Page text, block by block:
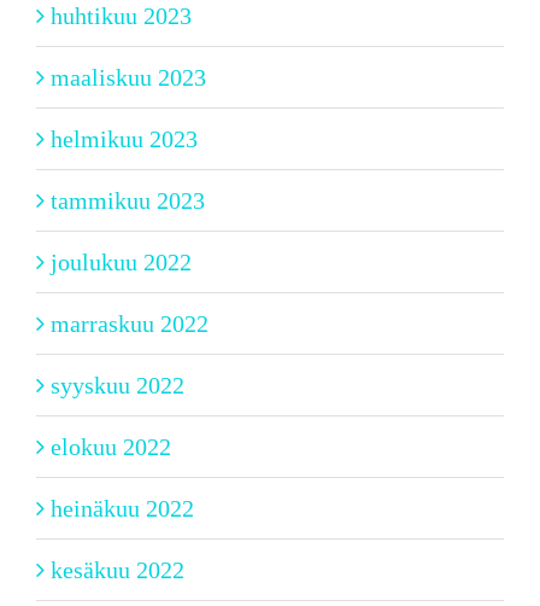
huhtikuu 2023
maaliskuu 2023
helmikuu 2023
tammikuu 2023
joulukuu 2022
marraskuu 2022
syyskuu 2022
elokuu 2022
heinäkuu 2022
kesäkuu 2022